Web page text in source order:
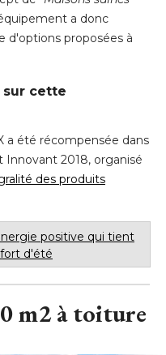
a donc
d'options proposées à
sur cette
a été récompensée dans
Innovant 2018, organisé
des produits
positive qui tient
d'été
m2 à toiture